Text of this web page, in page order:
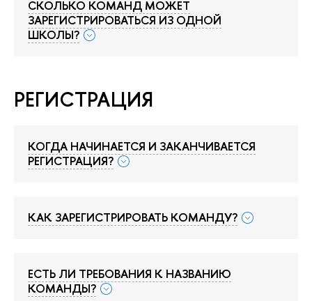
СКОЛЬКО КОМАНД МОЖЕТ
ЗАРЕГИСТРИРОВАТЬСЯ ИЗ ОДНОЙ
ШКОЛЫ?
РЕГИСТРАЦИЯ
КОГДА НАЧИНАЕТСЯ И ЗАКАНЧИВАЕТСЯ
РЕГИСТРАЦИЯ?
КАК ЗАРЕГИСТРИРОВАТЬ КОМАНДУ?
ЕСТЬ ЛИ ТРЕБОВАНИЯ К НАЗВАНИЮ
КОМАНДЫ?